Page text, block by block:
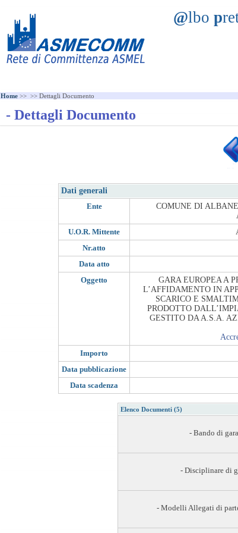
@lbo p
Home >> >> Dettagli Documento
- Dettagli Documento
Dati generali
Ente
COMUNE DI
U.O.R. Mittente
Nr.atto
Data atto
Oggetto
GARA EUROPEA A
L’AFFIDAMENTO IN
SCARICO E
PRODOTTO
GESTITO DA A.S.A.
Importo
Data pubblicazione
Data scadenza
Elenco Documenti (5)
- Bando di
- Disciplinare di
- Modelli Allegati di